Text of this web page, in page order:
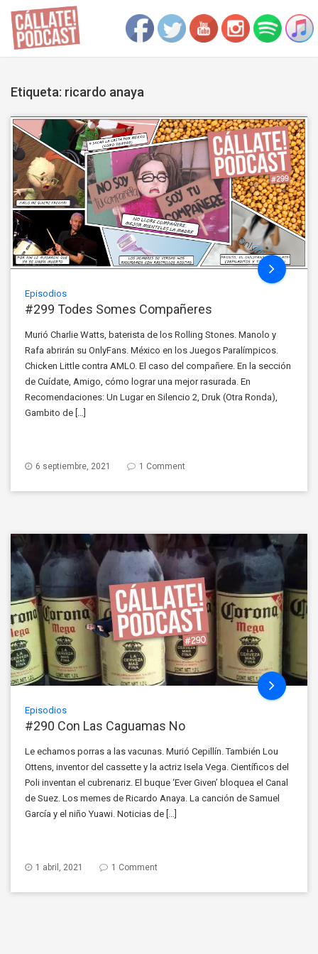
Etiqueta: ricardo anaya
Episodios
#299 Todes Somes Compañeres
Murió Charlie Watts, baterista de los Rolling Stones. Manolo y
Rafa abrirán su OnlyFans. México en los Juegos Paralímpicos.
Chicken Little contra AMLO. El caso del compañere. En la sección
de Cuídate, Amigo, cómo lograr una mejor rasurada. En
Recomendaciones: Un Lugar en Silencio 2, Druk (Otra Ronda),
Gambito de […]
6 septiembre, 2021 1 Comment
Episodios
#290 Con Las Caguamas No
Le echamos porras a las vacunas. Murió Cepillín. También Lou
Ottens, inventor del cassette y la actriz Isela Vega. Científicos del
Poli inventan el cubrenariz. El buque ‘Ever Given’ bloquea el Canal
de Suez. Los memes de Ricardo Anaya. La canción de Samuel
García y el niño Yuawi. Noticias de […]
1 abril, 2021 1 Comment